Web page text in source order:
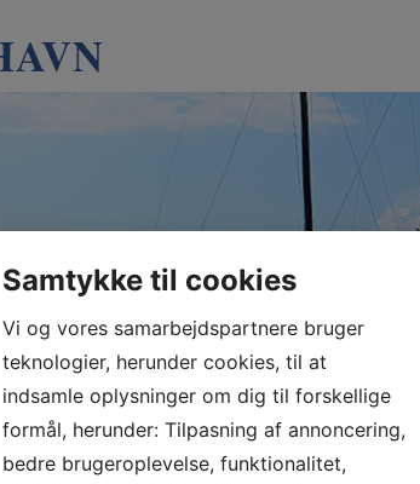
Oplevelser Sejlklub Vejr og
Samtykke til cookies
Vi og vores samarbejdspartnere bruger
teknologier, herunder cookies, til at
indsamle oplysninger om dig til forskellige
formål, herunder: Tilpasning af annoncering,
bedre brugeroplevelse, funktionalitet,